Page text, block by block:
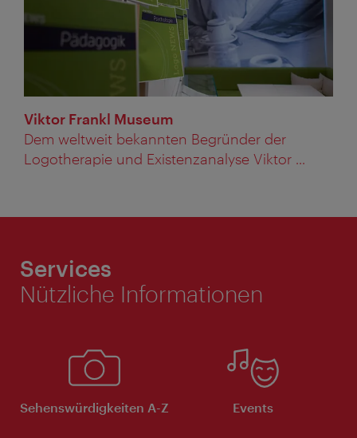
Viktor Frankl Museum
Dem weltweit bekannten Begründer der
Logotherapie und Existenzanalyse Viktor ...
Services
Nützliche Informationen
Sehenswürdigkeiten A-Z Events